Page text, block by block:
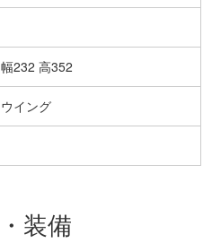
232 高352
イング
装備